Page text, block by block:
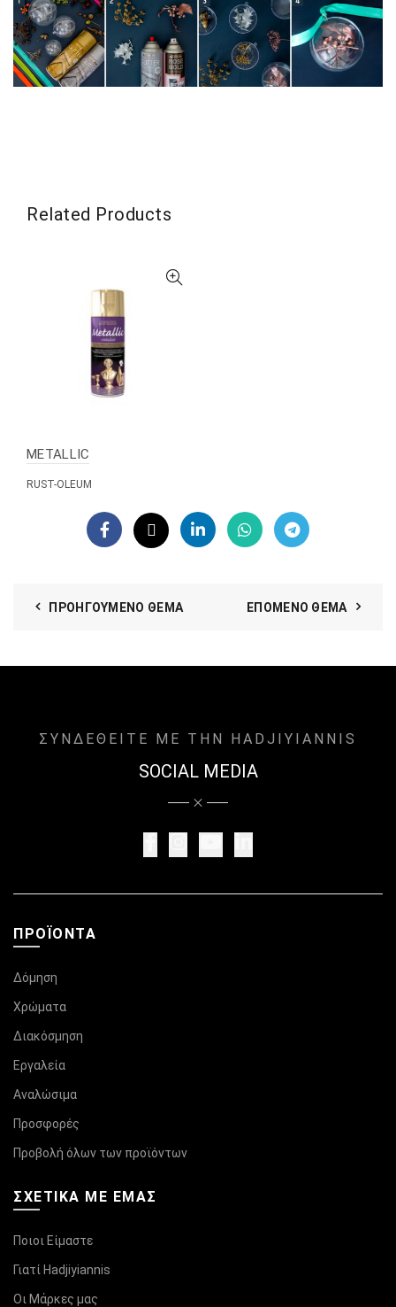
Related Products
METALLIC
RUST-OLEUM
ΠΡΟΗΓΟΎΜΕΝΟ ΘΈΜΑ ΕΠΌΜΕΝΟ ΘΈΜΑ
ΣΥΝΔΕΘΕΙΤΕ ΜΕ ΤΗΝ HADJIYIANNIS
SOCIAL MEDIA
ΠΡΟΪΌΝΤΑ
Δόμηση
Χρώματα
Διακόσμηση
Εργαλεία
Αναλώσιμα
Προσφορές
Προβολή όλων των προϊόντων
ΣΧΕΤΙΚΆ ΜΕ ΕΜΑΣ
Ποιοι Είμαστε
Γιατί Hadjiyiannis
Οι Μάρκες μας